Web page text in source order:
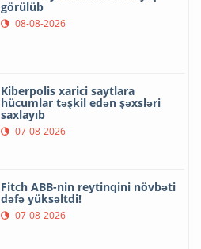
görülüb
08-08-2026
Kiberpolis xarici saytlara
hücumlar təşkil edən şəxsləri
saxlayıb
07-08-2026
Fitch ABB-nin reytinqini növbəti
dəfə yüksəltdi!
07-08-2026